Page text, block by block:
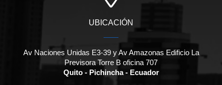
UBICACIÓN
Av Naciones Unidas E3-39 y Av Amazonas Edificio La
Previsora Torre B oficina 707
Quito - Pichincha - Ecuador